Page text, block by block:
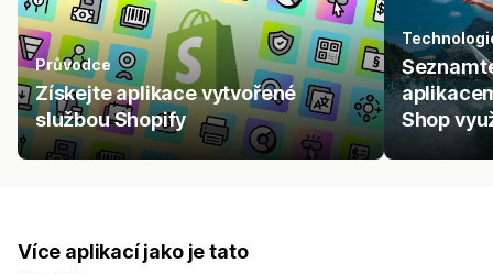
Průvodce
Získejte aplikace vytvořené
službou Shopify
Shop
Více aplikací jako je tato